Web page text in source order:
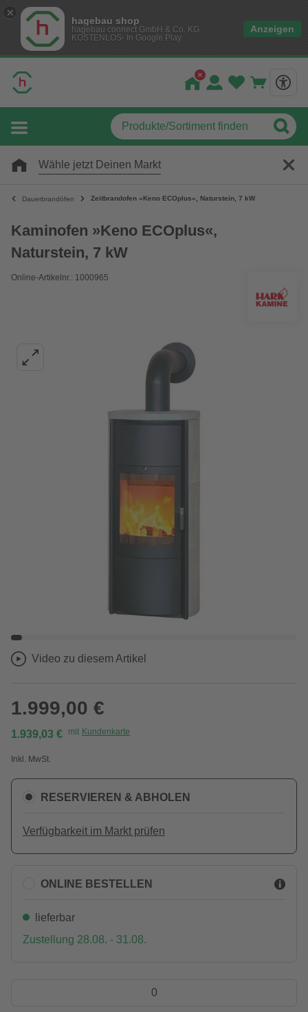
hagebau shop
hagebau connect GmbH & Co. KG
KOSTENLOS- In Google Play
Anzeigen
Wähle jetzt Deinen Markt
Dauerbrandöfen Zeitbrandofen »Keno ECOplus«, Naturstein, 7 kW
Kaminofen »Keno ECOplus«,
Naturstein, 7 kW
Online-Artikelnr.: 1000965
Video zu diesem Artikel
1.999,00 €
1.939,03 € mit Kundenkarte
Inkl. MwSt.
RESERVIEREN & ABHOLEN
Verfügbarkeit im Markt prüfen
ONLINE BESTELLEN
lieferbar
Zustellung 28.08. - 31.08.